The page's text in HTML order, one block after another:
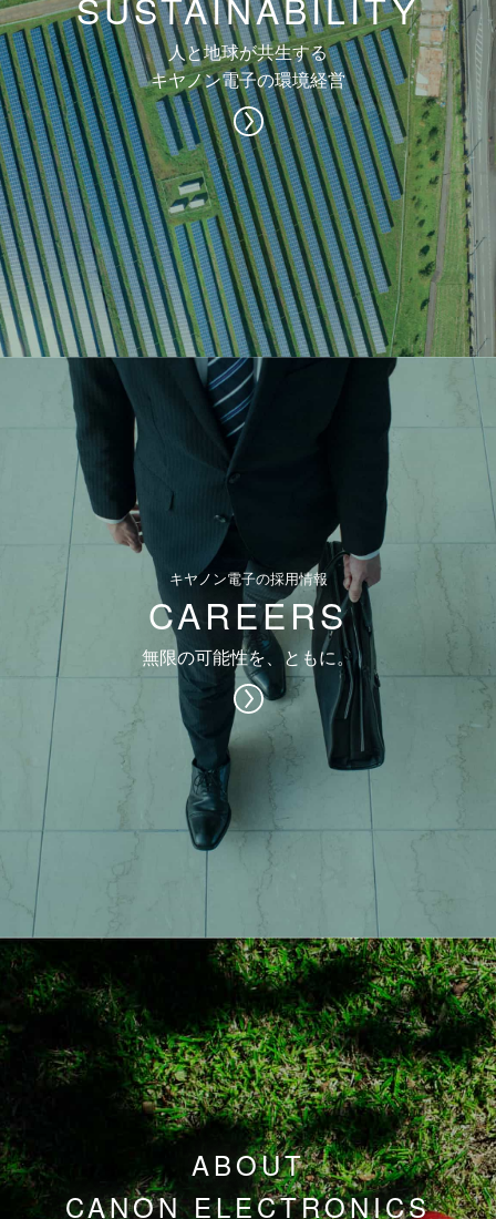
人と地球が共生する
キヤノン電子の環境経営
キヤノン電子の採用情報
CAREERS
無限の可能性を、ともに。
ABOUT
CANON ELECTRONICS